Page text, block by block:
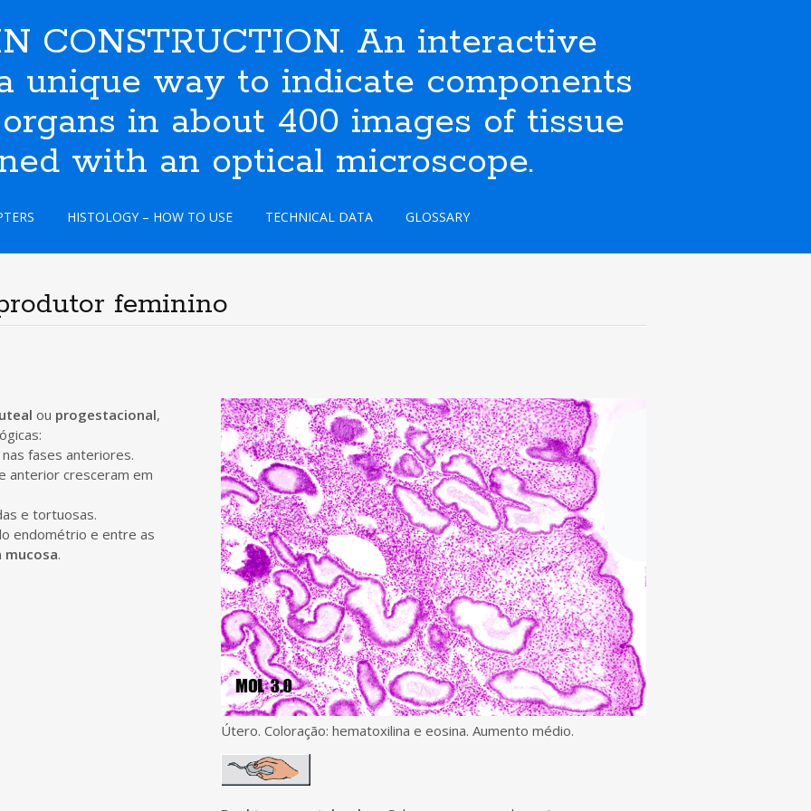
CONSTRUCTION. An interactive
unique way to indicate components
in about 400 images of tissue
with an optical microscope.
HISTOLOGY – HOW TO USE TECHNICAL DATA GLOSSARY
feminino
ou progestacional,
fases anteriores.
anterior cresceram em
e tortuosas.
endométrio e entre as
mucosa.
Útero. Coloração: hematoxilina e eosina. Aumento médio.